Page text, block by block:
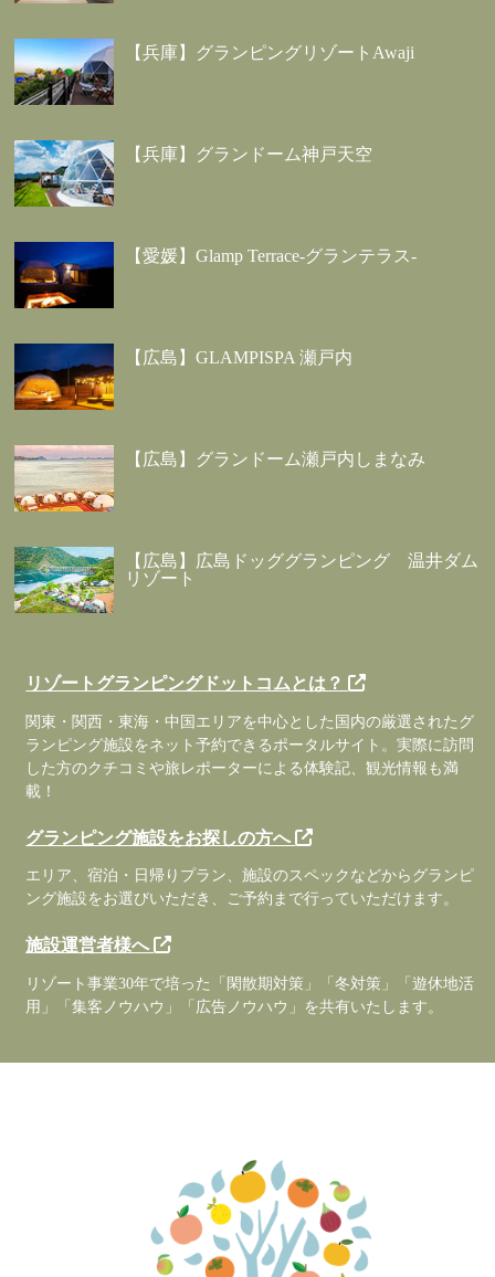
【兵庫】グランピングリゾートAwaji
【兵庫】グランドーム神戸天空
【愛媛】Glamp Terrace-グランテラス-
【広島】GLAMPISPA 瀬戸内
【広島】グランドーム瀬戸内しまなみ
【広島】広島ドッググランピング 温井ダム
リゾート
リゾートグランピングドットコムとは？
関東・関西・東海・中国エリアを中心とした国内の厳選されたグ
ランピング施設をネット予約できるポータルサイト。実際に訪問
した方のクチコミや旅レポーターによる体験記、観光情報も満
載！
グランピング施設をお探しの方へ
エリア、宿泊・日帰りプラン、施設のスペックなどからグランピ
ング施設をお選びいただき、ご予約まで行っていただけます。
施設運営者様へ
リゾート事業30年で培った「閑散期対策」「冬対策」「遊休地活
用」「集客ノウハウ」「広告ノウハウ」を共有いたします。